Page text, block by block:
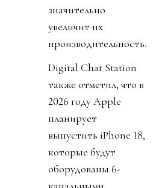
значительно
увеличит их
производительность.
Digital Chat Station
также отметил, что в
2026 году Apple
планирует
выпустить iPhone 18,
которые будут
оборудованы 6-